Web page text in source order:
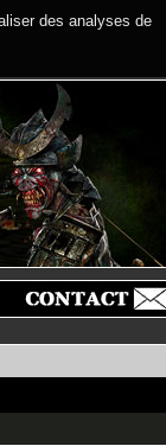
des analyses de